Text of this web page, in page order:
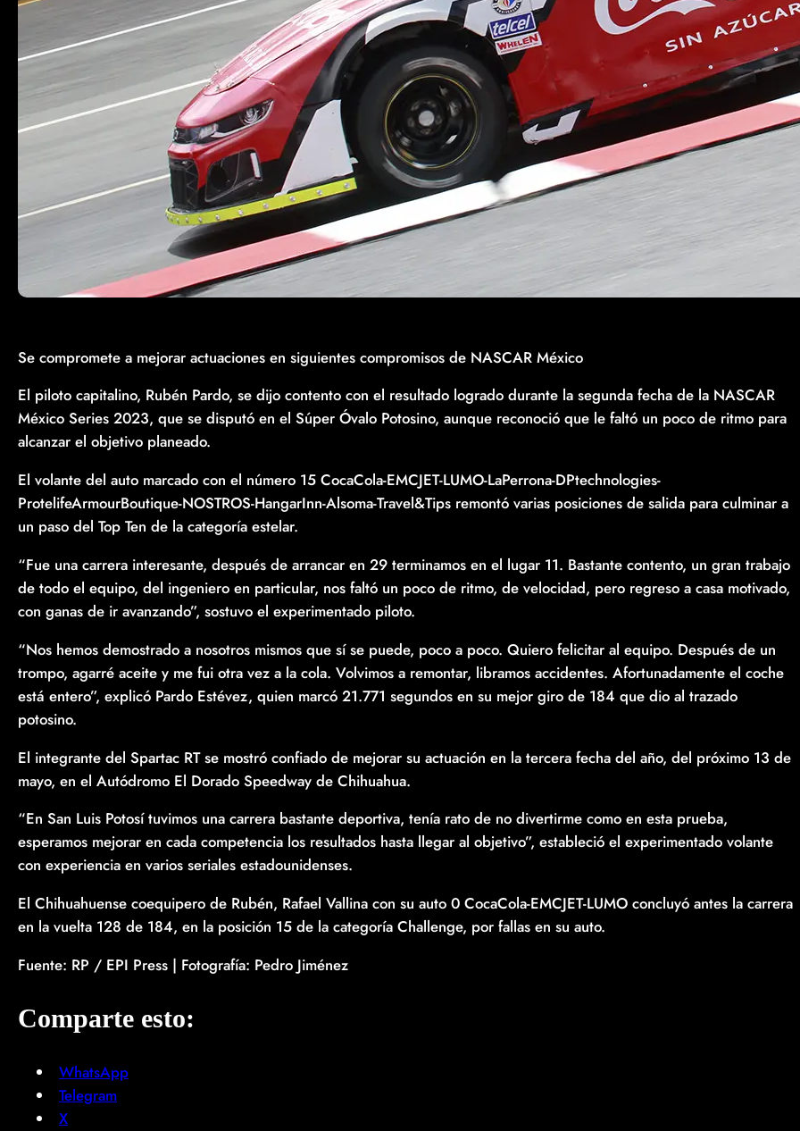
Se compromete a mejorar actuaciones en siguientes compromisos de NASCAR México
El piloto capitalino, Rubén Pardo, se dijo contento con el resultado logrado durante la segunda fecha de la NASCAR
México Series 2023, que se disputó en el Súper Óvalo Potosino, aunque reconoció que le faltó un poco de ritmo para
alcanzar el objetivo planeado.
El volante del auto marcado con el número 15 CocaCola-EMCJET-LUMO-LaPerrona-DPtechnologies-
ProtelifeArmourBoutique-NOSTROS-HangarInn-Alsoma-Travel&Tips remontó varias posiciones de salida para culminar a
un paso del Top Ten de la categoría estelar.
“Fue una carrera interesante, después de arrancar en 29 terminamos en el lugar 11. Bastante contento, un gran trabajo
de todo el equipo, del ingeniero en particular, nos faltó un poco de ritmo, de velocidad, pero regreso a casa motivado,
con ganas de ir avanzando”, sostuvo el experimentado piloto.
“Nos hemos demostrado a nosotros mismos que sí se puede, poco a poco. Quiero felicitar al equipo. Después de un
trompo, agarré aceite y me fui otra vez a la cola. Volvimos a remontar, libramos accidentes. Afortunadamente el coche
está entero”, explicó Pardo Estévez, quien marcó 21.771 segundos en su mejor giro de 184 que dio al trazado
potosino.
El integrante del Spartac RT se mostró confiado de mejorar su actuación en la tercera fecha del año, del próximo 13 de
mayo, en el Autódromo El Dorado Speedway de Chihuahua.
“En San Luis Potosí tuvimos una carrera bastante deportiva, tenía rato de no divertirme como en esta prueba,
esperamos mejorar en cada competencia los resultados hasta llegar al objetivo”, estableció el experimentado volante
con experiencia en varios seriales estadounidenses.
El Chihuahuense coequipero de Rubén, Rafael Vallina con su auto 0 CocaCola-EMCJET-LUMO concluyó antes la carrera
en la vuelta 128 de 184, en la posición 15 de la categoría Challenge, por fallas en su auto.
Fuente: RP / EPI Press | Fotografía: Pedro Jiménez
Comparte esto:
WhatsApp
Telegram
X